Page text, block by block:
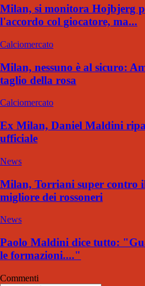
Milan, si monitora Hojbjerg
l'accordo col giocatore, ma...
Calciomercato
Milan, nessuno è al sicuro:
taglio della rosa
Calciomercato
Ex Milan, Daniel Maldini
ufficiale
News
Milan, Torriani super contro
migliore dei rossoneri
News
Paolo Maldini dice tutto:
le formazioni...."
Commenti